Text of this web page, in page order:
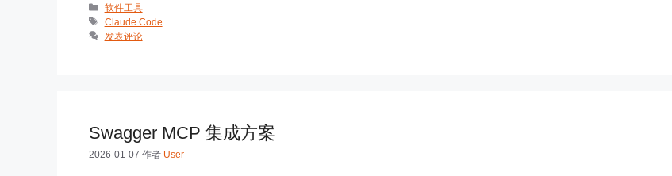
分
类
软件工具
标
签
Claude Code
发表评论
Swagger MCP 集成方案
2026-01-07 作者 User